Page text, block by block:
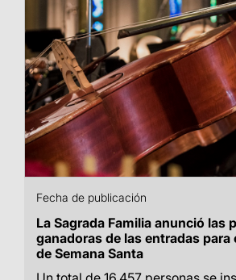
Fecha de publicación
La Sagrada Familia anunció las
ganadoras de las entradas para
de Semana Santa